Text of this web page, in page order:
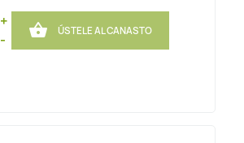
+
-
 ÚSTELE AL CANASTO